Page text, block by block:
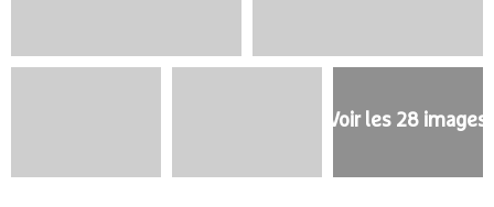
Voir les 28 images